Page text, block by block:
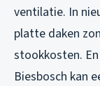
ventilatie. In
platte daken
stookkosten.
Biesbosch kan